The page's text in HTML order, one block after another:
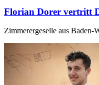
Florian Dorer vertritt
Zimmerergeselle aus Baden-